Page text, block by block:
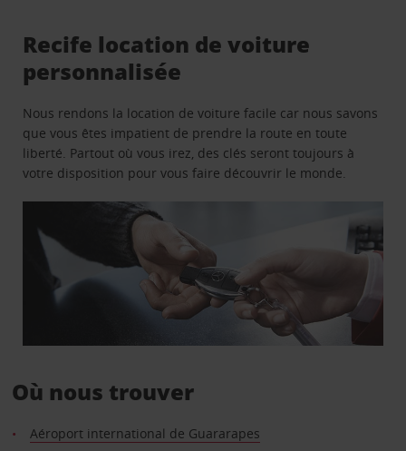
Recife location de voiture
personnalisée
Nous rendons la location de voiture facile car nous savons
que vous êtes impatient de prendre la route en toute
liberté. Partout où vous irez, des clés seront toujours à
votre disposition pour vous faire découvrir le monde.
Où nous trouver
Aéroport international de Guararapes